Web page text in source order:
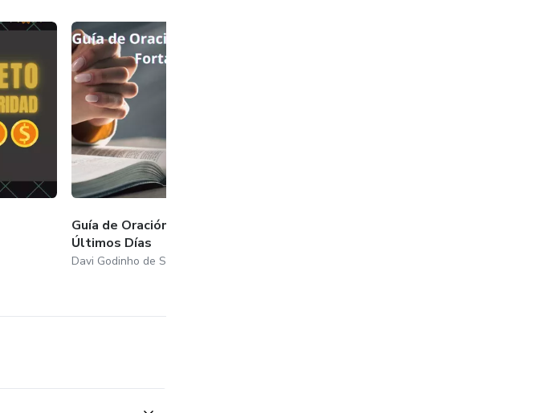
Guía de Oración para los
Últimos Días
Davi Godinho de Souza